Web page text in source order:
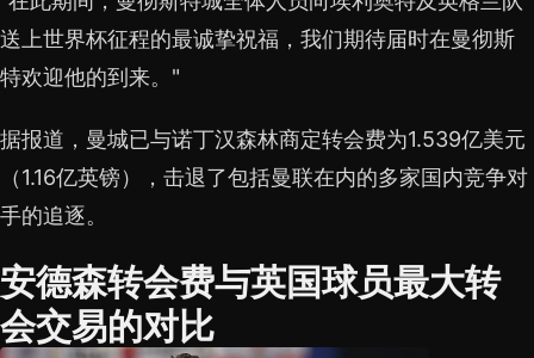
送上世界杯征程的最诚挚祝福，我们期待届时在曼彻斯
特欢迎他的到来。"
据报道，曼城已与诺丁汉森林商定转会费为1.539亿美元
（1.16亿英镑），击退了包括曼联在内的多家国内竞争对
手的追逐。
安德森转会费与英国球员最大转
会交易的对比